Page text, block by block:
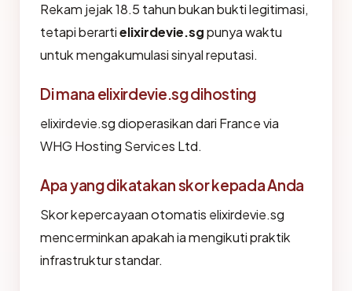
Rekam jejak 18.5 tahun bukan bukti legitimasi,
tetapi berartielixirdevie.sgpunya waktu
untuk mengakumulasi sinyal reputasi.
Di mana elixirdevie.sg dihosting
elixirdevie.sg dioperasikan dari France via
WHG Hosting Services Ltd.
Apa yang dikatakan skor kepada Anda
Skor kepercayaan otomatis elixirdevie.sg
mencerminkan apakah ia mengikuti praktik
infrastruktur standar.